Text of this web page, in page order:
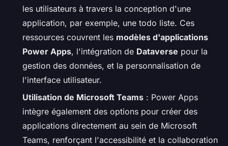
les utilisateurs à travers la conception d'une
application, par exemple, une todo liste. Ces
ressources couvrent les modèles d'applications
Power Apps, l'intégration de Dataverse pour la
gestion des données, et la personnalisation de
l'interface utilisateur.
Utilisation de Microsoft Teams : Power Apps
intègre également des options pour créer des
applications directement au sein de Microsoft
Teams, renforçant l'accessibilité et la collaboration